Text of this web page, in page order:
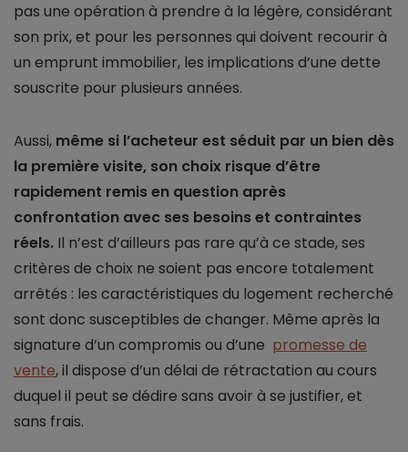
pas une opération à prendre à la légère, considérant
son prix, et pour les personnes qui doivent recourir à
un emprunt immobilier, les implications d’une dette
souscrite pour plusieurs années.
Aussi, même si l’acheteur est séduit par un bien dès
la première visite, son choix risque d’être
rapidement remis en question après
confrontation avec ses besoins et contraintes
réels. Il n’est d’ailleurs pas rare qu’à ce stade, ses
critères de choix ne soient pas encore totalement
arrêtés : les caractéristiques du logement recherché
sont donc susceptibles de changer. Même après la
signature d’un compromis ou d’une promesse de
vente, il dispose d’un délai de rétractation au cours
duquel il peut se dédire sans avoir à se justifier, et
sans frais.